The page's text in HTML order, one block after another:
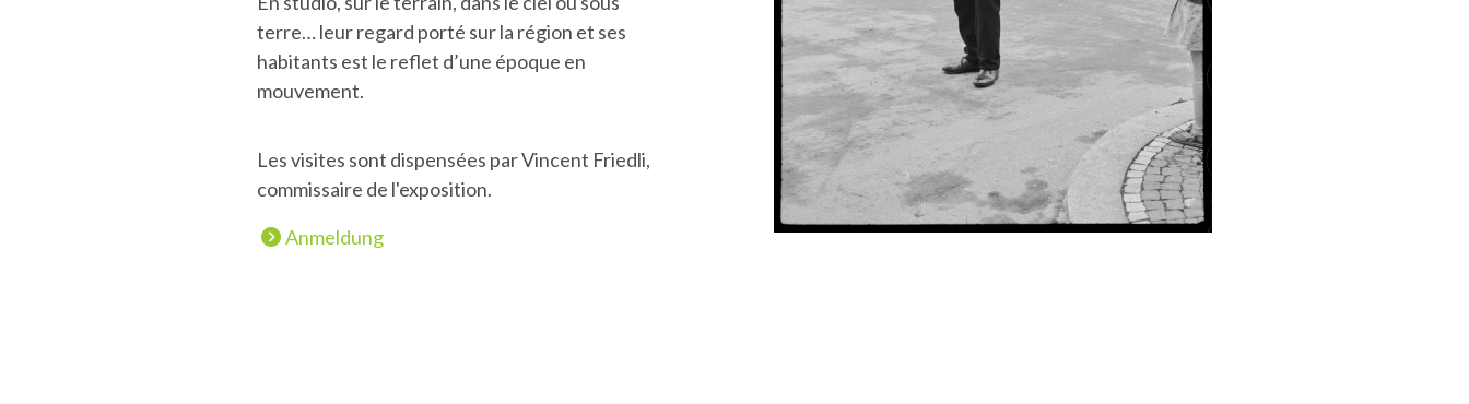
terre… leur regard porté sur la région et ses
habitants est le reflet d’une époque en
mouvement.
Les visites sont dispensées par Vincent Friedli,
commissaire de l'exposition.
Anmeldung